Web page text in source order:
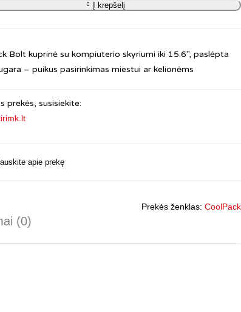
Į krepšelį
Bolt kuprinė su kompiuterio skyriumi iki 15.6″, paslėpta
– puikus pasirinkimas miestui ar kelionėms
prekės, susisiekite:
apie prekę
Prekės ženklas: CoolPack
(0)